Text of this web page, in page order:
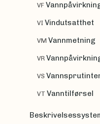
VF
VI Vindutsatthet
VM Vannmetning
VR
VS
VT Vanntilførsel